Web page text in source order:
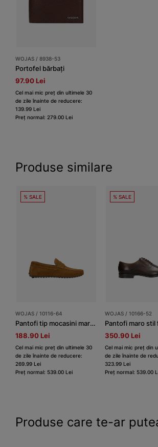
WOJAS / 8938-53
Portofel bărbați
97.90 Lei
Cel mai mic preț din ultimele 30
de zile înainte de reducere:
139.99 Lei
Preț normal: 279.00 Lei
Produse similare
% SALE
WOJAS / 10116-64
Pantofi tip mocasini maro-deschis bărbați
188.90 Lei
Cel mai mic preț din ultimele 30
de zile înainte de reducere:
269.99 Lei
Preț normal: 539.00 Lei
% SALE
WOJAS / 10166-52
350.90 Lei
Cel mai mic preț din
de zile înainte de
323.99 Lei
Preț normal: 539.00
Produse care te-ar